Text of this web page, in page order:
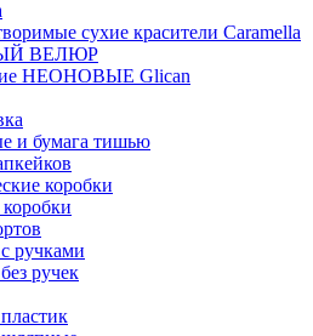
сухие красители Caramella
ВЕЛЮР
НЕОНОВЫЕ Glican
и бумага тишью
коробки
ручками
ручек